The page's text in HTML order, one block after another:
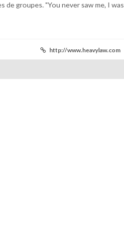
de groupes. "You never saw me, I was
http://www.heavylaw.com